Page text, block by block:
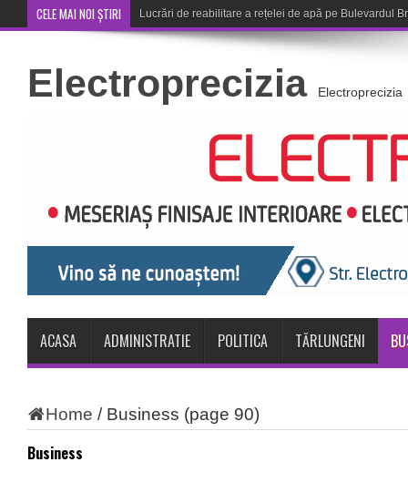
CELE MAI NOI ȘTIRI Corona Brașov se califică în Tur
Electroprecizia Electroprecizia
ACASA ADMINISTRATIE POLITICA TĂRLUNGENI
Home / Business (page 90)
Business